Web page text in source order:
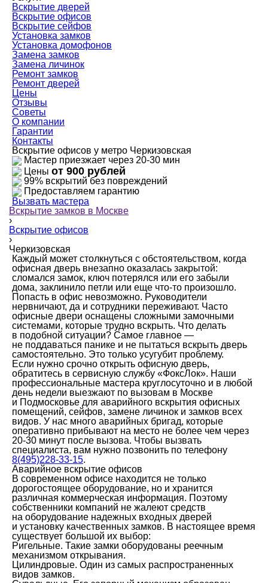
Вскрытие дверей
Вскрытие офисов
Вскрытие сейфов
Установка замков
Установка домофонов
Замена замков
Замена личинок
Ремонт замков
Ремонт дверей
Цены
Отзывы
Советы
О компании
Гарантии
Контакты
Вскрытие офисов у метро Черкизовская
Мастер приезжает через 20-30 мин
Цены от 900 рублей
99% вскрытий без повреждений
Предоставляем гарантию
Вызвать мастера
Вскрытие замков в Москве
›
Вскрытие офисов
›
Черкизовская
Каждый может столкнуться с обстоятельством, когда
офисная дверь внезапно оказалась закрытой:
сломался замок, ключ потерялся или его забыли
дома, заклинило петли или еще что-то произошло.
Попасть в офис невозможно. Руководители
нервничают, да и сотрудники переживают. Часто
офисные двери оснащены сложными замочными
системами, которые трудно вскрыть. Что делать
в подобной ситуации? Самое главное —
не поддаваться панике и не пытаться вскрыть дверь
самостоятельно. Это только усугубит проблему.
Если нужно срочно открыть офисную дверь,
обратитесь в сервисную службу «ФоксЛок». Наши
профессиональные мастера круглосуточно и в любой
день недели выезжают по вызовам в Москве
и Подмосковье для аварийного вскрытия офисных
помещений, сейфов, замене личинок и замков всех
видов. У нас много аварийных бригад, которые
оперативно прибывают на место не более чем через
20-30 минут после вызова. Чтобы вызвать
специалиста, вам нужно позвонить по телефону
8(495)228-33-15.
Аварийное вскрытие офисов
В современном офисе находится не только
дорогостоящее оборудование, но и хранится
различная коммерческая информация. Поэтому
собственники компаний не жалеют средств
на оборудование надежных входных дверей
и установку качественных замков. В настоящее время
существует большой их выбор:
Ригельные. Такие замки оборудованы реечным
механизмом открывания.
Цилиндровые. Один из самых распространенных
видов замков.